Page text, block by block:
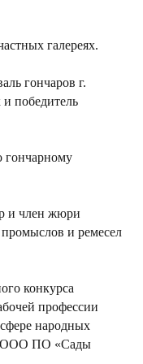
галереях.
гончаров г.
и победитель
гончарному
и член жюри
и ремесел
конкурса
профессии
народных
ООО ПО «Сады